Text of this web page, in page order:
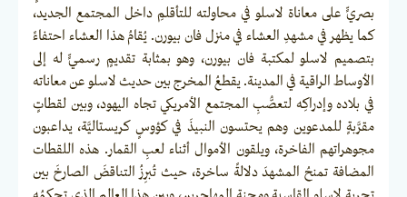
بصريٍّ على معاناة لاسلو في محاولته للتأقلمِ داخل المجتمع الجديد،
كما يظهر في مشهدِ العشاء في منزل فان بيورن. يُقامُ هذا العشاء احتفاءً
بتصميم لاسلو لمكتبة فان بيورن، وهو بمثابة تقديمٍ رسميٍّ له إلى
الأوساط الراقية في المدينة. يقطعُ المخرج بين حديث لاسلو عن معاناته
في بلاده وإدراكِه لتعصُّبِ المجتمع الأمريكي تجاه اليهود، وبين لقطاتٍ
مقرَّبةٍ للمدعوين وهم يحتسون النبيذَ في كؤوسٍ كريستاليَّة، يداعبون
مجوهراتهم الفاخرة، ويلقون الأموال أثناء لعبِ القمار. هذه اللقطات
المضافة تمنحُ المشهدَ دلالةً ساخرة، حيث تُبرِزُ التناقضَ الصارخَ بين